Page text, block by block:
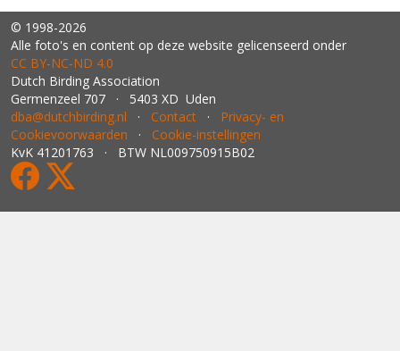
© 1998-2026
Alle foto's en content op deze website gelicenseerd onder
CC BY‑NC‑ND 4.0
Dutch Birding Association
Germenzeel 707 · 5403 XD Uden
dba@dutchbirding.nl · Contact · Privacy- en
Cookievoorwaarden · Cookie-instellingen
KvK 41201763 · BTW NL009750915B02